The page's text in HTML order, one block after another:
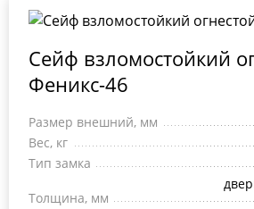
Сейф взломостойкий
Феникс-46
Размер внешний, мм
Вес, кг
Тип замка
Толщина, мм